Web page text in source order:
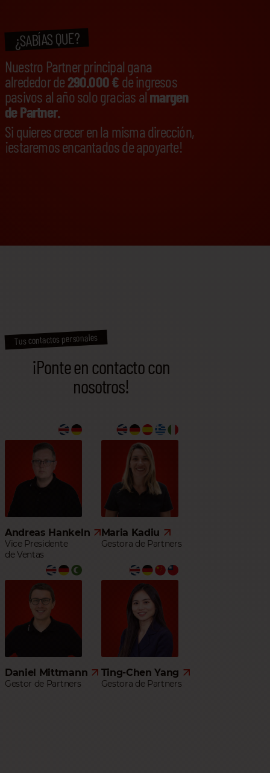
¿SABÍAS QUE?
Nuestro Partner principal gana
alrededor de290.000 €de ingresos
pasivos al año solo gracias almargen
de Partner.
Si quieres crecer en la misma dirección,
¡estaremos encantados de apoyarte!
Tus contactos personales
¡Ponte en contacto con
nosotros!
Andreas Hankeln
Vice Presidente
de Ventas
Maria Kadiu
Gestora de Partners
Daniel Mittmann
Gestor de Partners
Ting-Chen Yang
Gestora de Partners